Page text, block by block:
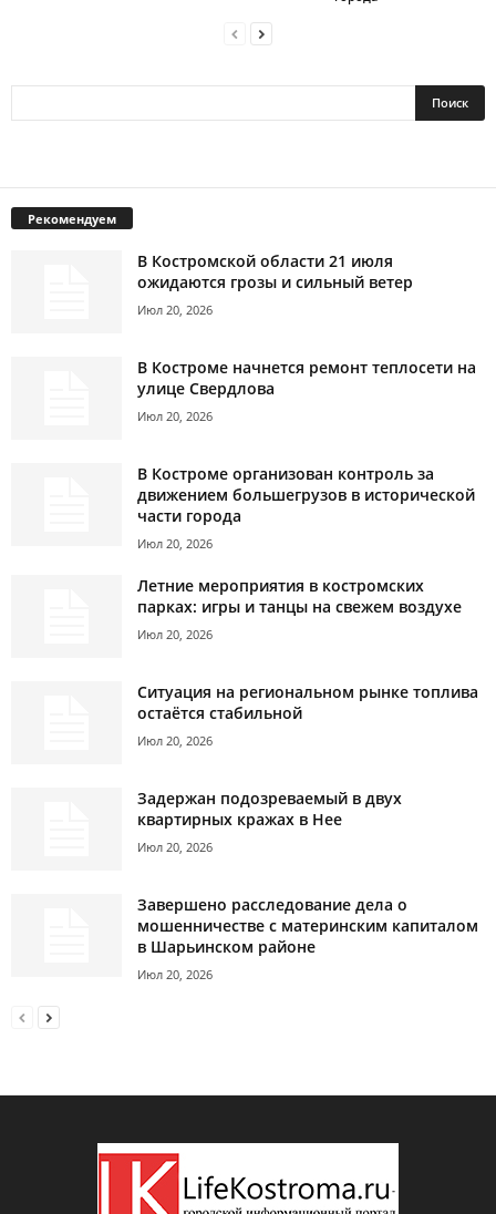
Рекомендуем
В Костромской области 21 июля
ожидаются грозы и сильный ветер
Июл 20, 2026
В Костроме начнется ремонт теплосети на
улице Свердлова
Июл 20, 2026
В Костроме организован контроль за
движением большегрузов в исторической
части города
Июл 20, 2026
Летние мероприятия в костромских
парках: игры и танцы на свежем воздухе
Июл 20, 2026
Ситуация на региональном рынке топлива
остаётся стабильной
Июл 20, 2026
Задержан подозреваемый в двух
квартирных кражах в Нее
Июл 20, 2026
Завершено расследование дела о
мошенничестве с материнским капиталом
в Шарьинском районе
Июл 20, 2026